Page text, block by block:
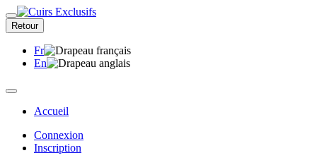
Retour
Fr
En
Accueil
Connexion
Inscription